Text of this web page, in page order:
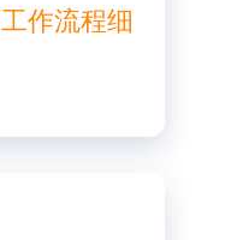
作流程细